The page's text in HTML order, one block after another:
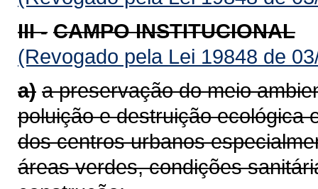
III - CAMPO INSTITUCIONAL
(Revogado pela Lei 19848 de
a) a preservação do meio
poluição e destruição ecológica
dos centros urbanos
áreas verdes, condições